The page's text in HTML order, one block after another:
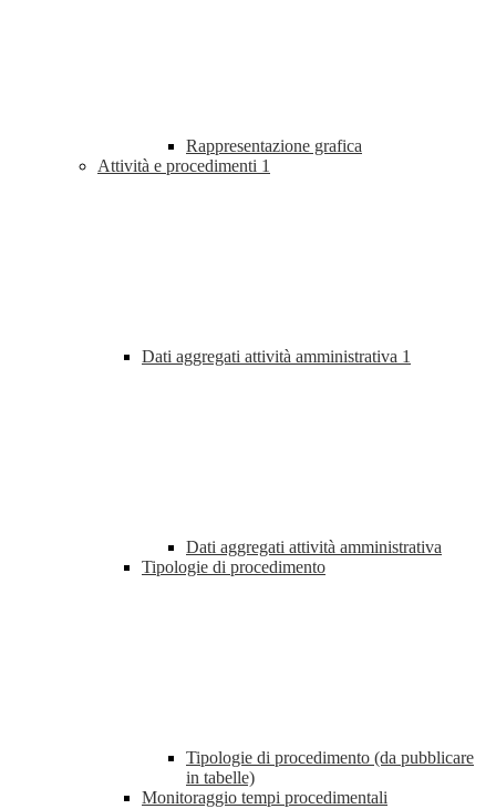
Rappresentazione grafica
Attività e procedimenti 1
Dati aggregati attività amministrativa 1
Dati aggregati attività amministrativa
Tipologie di procedimento
Tipologie di procedimento (da pubblicare
in tabelle)
Monitoraggio tempi procedimentali